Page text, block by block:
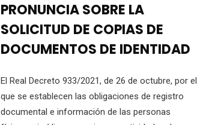
PRONUNCIA SOBRE LA
SOLICITUD DE COPIAS DE
DOCUMENTOS DE IDENTIDAD
El Real Decreto 933/2021, de 26 de octubre, por el
que se establecen las obligaciones de registro
documental e información de las personas